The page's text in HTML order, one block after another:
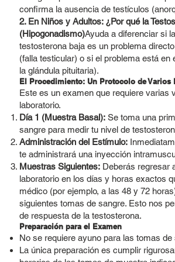
confirma la ausencia de testículos
2. En Niños y Adultos: ¿Por qué la
(Hipogonadismo)Ayuda a diferenciar si
testosterona baja es un problema
(falla testicular) o si el problema está en
la glándula pituitaria).
El Procedimiento: Un Protocolo de Varios
Este es un examen que requiere varias
laboratorio.
Día 1 (Muestra Basal):Se toma una
sangre para medir tu nivel de
Administración del Estímulo:
te administrará una inyección
Muestras Siguientes:Deberás regresar
laboratorio en los días y horas exactos
médico (por ejemplo, a las 48 y 72
siguientes tomas de sangre. Esto nos
de respuesta de la testosterona.
Preparación para el Examen
No se requiere ayuno para las tomas de
La única preparación es cumplir